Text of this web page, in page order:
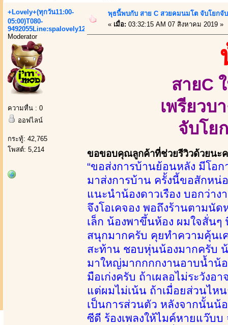
+Lovely+(ทุกวัน11:00-
05:00)T080-
9492055Line:spalovely123
Moderator
ความหื่น : 0
ออฟไลน์
กระทู้: 42,765
โพสต์: 5,214
พุธนี้พบกับ สาย C สวยคมนมโต จับโยกจั
« เมื่อ: 03:32:15 AM 07 สิงหาคม 2019 »
สายC
เพรียวบ
จับโย
ขอขอบคุณลูกค้าที่ช่วยรีวิวด้วยนะ
“ขอส่งการบ้านย้อนหลัง มีโอ
มาส่งการบ้าน ครั้งนี้ขอสักหน่
แนะนำน้องดาวเรือง บอกว่า
จึงโอเคจอง พอถึงร้านตามนั
เล็ก น้องพาขึ้นห้อง ผมใจสั่นๆ
สนุกมากครับ คุยทำความคุ้น
สะท้าน ชอบหุ่นน้องมากครับ
มาใหญ่มากกกกงานอาบน้ำน้
มือเก่งครับ ถ้าเผลอไม่ระวัง
แต่ผมไม่เน้น ถ้าเมื่อยส่วนไห
เป็นการส่วนตัว หลังจากนั้นน้
ซีดี ร้องเพลงให้ไมค์หายแว๊บ